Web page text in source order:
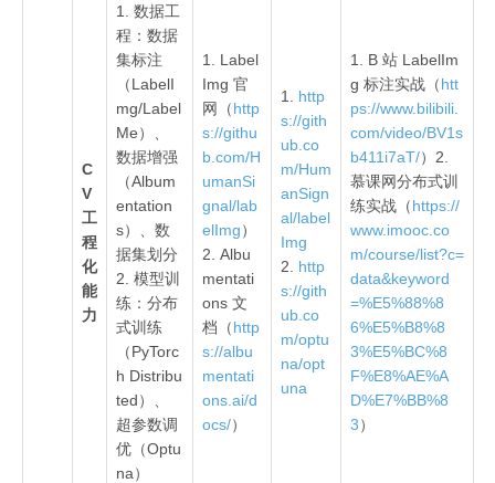
C
V
工
程
化
能
力
1. 数据工
程：数据
集标注
（LabelI
mg/Label
Me）、
数据增强
（Album
entation
s）、数
据集划分
2. 模型训
练：分布
式训练
（PyTorc
h Distribu
ted）、
超参数调
优（Optu
na）
1. Label
Img 官
网（http
s://githu
b.com/H
umanSi
gnal/lab
elImg）
2. Albu
mentati
ons 文
档（http
s://albu
mentati
ons.ai/d
ocs/）
1. http
s://gith
ub.co
m/Hum
anSign
al/label
Img
2. http
s://gith
ub.co
m/optu
na/opt
una
1. B 站 LabelIm
g 标注实战（htt
ps://www.bilibili.
com/video/BV1s
b411i7aT/）2.
慕课网分布式训
练实战（https://
www.imooc.co
m/course/list?c=
data&keyword
=%E5%88%8
6%E5%B8%8
3%E5%BC%8
F%E8%AE%A
D%E7%BB%8
3）